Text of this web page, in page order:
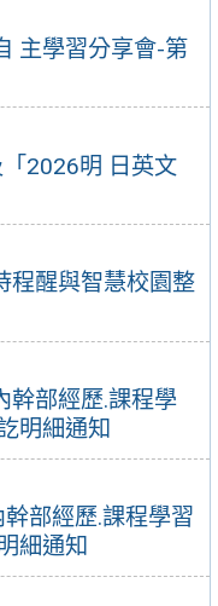
主學習分享會-第
2026明 日英文
程醒與智慧校園整
幹部經歷.課程學
明細通知
部經歷.課程學習
細通知